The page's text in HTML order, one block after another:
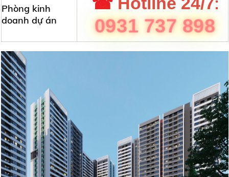
Phòng kinh
doanh dự án
0931 737 898